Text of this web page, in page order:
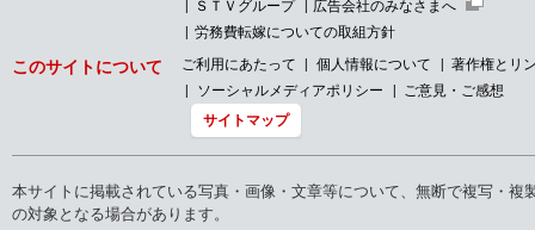
ＳＴＶグループ
広告会社のみなさまへ
労務費転嫁についての取組方針
このサイトについて ご利用にあたって 個人情報について
著作権とリ
ソーシャルメディアポリシー
ご意見・ご感想
サイトマップ
本サイトに掲載されている写真・画像・文章等について、無断で複写・
の対象となる場合があります。